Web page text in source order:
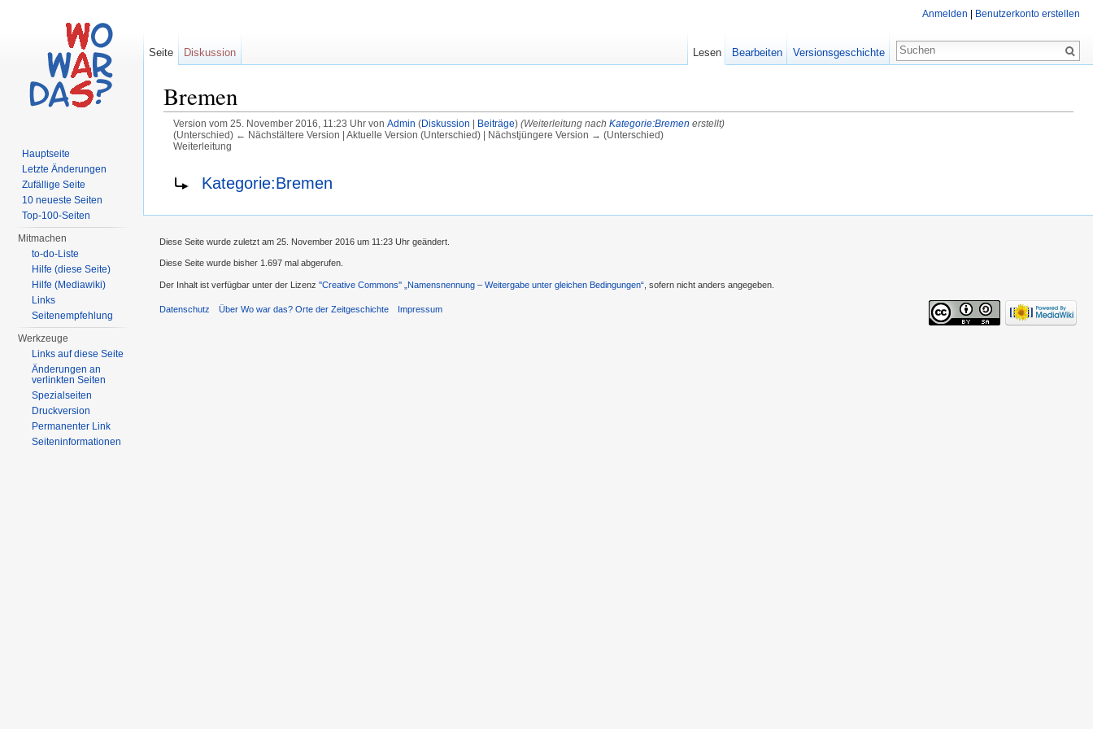
Bremen
Version vom 25. November 2016, 11:23 Uhr von Admin (Diskussion Beiträge) (Weiterleitung nach Kategorie:Bremen erstellt)
(Unterschied) ← Nächstältere Version | Aktuelle Version (Unterschied) | Nächstjüngere Version → (Unterschied)
Weiterleitung
Weiterleitung nach:
Kategorie:Bremen
Anmelden Benutzerkonto erstellen
Seite Diskussion Lesen Bearbeiten Versionsgeschichte
Hauptseite
Letzte Änderungen
Zufällige Seite
10 neueste Seiten
Top-100-Seiten
Mitmachen
to-do-Liste
Hilfe (diese Seite)
Hilfe (Mediawiki)
Links
Seitenempfehlung
Werkzeuge
Links auf diese Seite
Änderungen an
verlinkten Seiten
Spezialseiten
Druckversion
Permanenter Link
Seiteninformationen
Diese Seite wurde zuletzt am 25. November 2016 um 11:23 Uhr geändert.
Diese Seite wurde bisher 1.697 mal abgerufen.
Der Inhalt ist verfügbar unter der Lizenz ''Creative Commons'' „Namensnennung – Weitergabe unter gleichen Bedingungen“ , sofern nicht anders angegeben.
Datenschutz Über Wo war das? Orte der Zeitgeschichte Impressum